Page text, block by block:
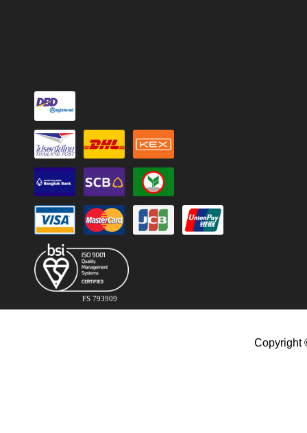
FS 793909
Copyright